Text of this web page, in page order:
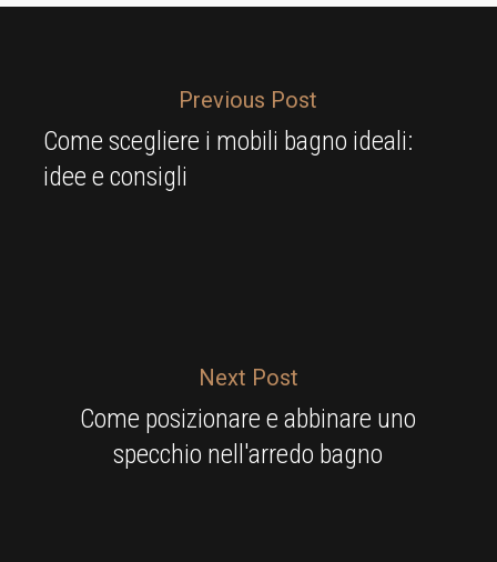
Previous Post
Come scegliere i mobili bagno ideali:
idee e consigli
Next Post
Come posizionare e abbinare uno
specchio nell'arredo bagno